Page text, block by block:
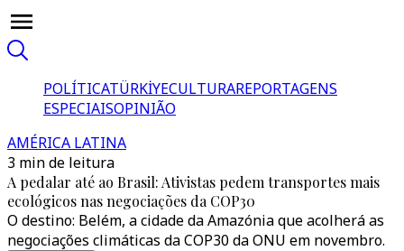
POLÍTICATÜRKİYECULTURAREPORTAGENS
ESPECIAISOPINIÃO
AMÉRICA LATINA
3 min de leitura
A pedalar até ao Brasil: Ativistas pedem transportes mais
ecológicos nas negociações da COP30
O destino: Belém, a cidade da Amazónia que acolherá as
negociações climáticas da COP30 da ONU em novembro.